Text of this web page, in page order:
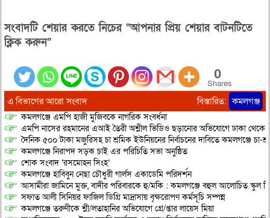
সংবাদটি শেয়ার করতে নিচের “আপনার প্রিয় শেয়ার বাটনটিতে
ক্লিক করুন”
0
Shares
এ বিভাগের আরো সংবাদ বিস্তারিত: কমলগঞ্জ
কমলগঞ্জে এমপি হাজী মুজিবকে নাগরিক সংবর্ধনা
এমপি নাসের রহমানের এআই তৈরী অশ্লীল ভিডিও ছড়ানোর অভিযোগে ঢাকা থেকে
দৈনিক ৫০০ টাকা মজুরিসহ চা শ্রমিক ইউনিয়নের নির্বাচনের দাবিতে কমলগঞ্জে চা-
কমলগঞ্জে নিরাপদ সড়ক চাই এর পরিচিতি সভা অনুষ্ঠিত
শোক সংবাদ ‘রসমোহন সিংহ’
কমলগঞ্জে হাবিবুন নেছা চৌধুরী গার্লস একাডেমি পরিদর্শন
আসামীরা জামিনে মুক্ত, বাদীর পরিবারকে হু/মকি : কমলগঞ্জে বহুল আলোচিত স্কুল
সফাত আলী সিনিয়র ফাজিল ডিগ্রি মাদ্রাসায় বৃক্ষরোপণ কর্মসূচি সম্পন্ন
কমলগঞ্জে তরুণীকে শ্লী/লতাহানির অভিযোগে গ্রে/প্তার লায়েস মিয়া